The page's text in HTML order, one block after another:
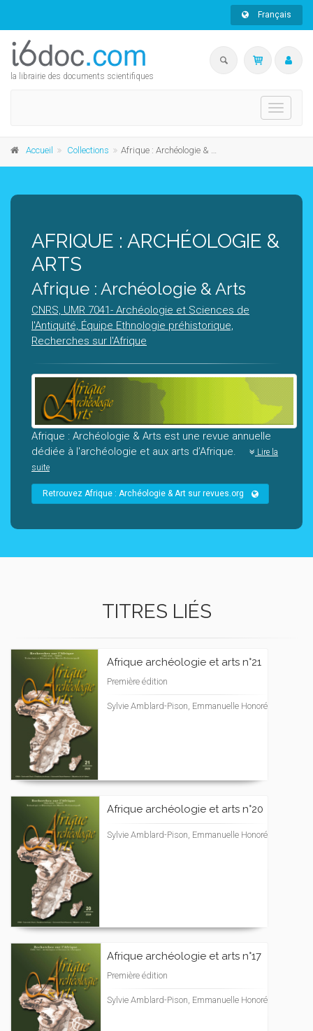
Français
la librairie des documents scientifiques
Toggle
Accueil Collections Afrique : Archéologie & Arts
AFRIQUE : ARCHÉOLOGIE &
ARTS
Afrique : Archéologie & Arts
CNRS, UMR 7041- Archéologie et Sciences de
l'Antiquité, Équipe Ethnologie préhistorique,
Recherches sur l'Afrique
Afrique : Archéologie & Arts est une revue annuelle
dédiée à l'archéologie et aux arts d’Afrique.
Lire la
suite
Retrouvez Afrique : Archéologie & Art sur revues.org
TITRES LIÉS
Afrique archéologie et arts n°21
Première édition
Sylvie Amblard-Pison, Emmanuelle Honoré
Afrique archéologie et arts n°20
Sylvie Amblard-Pison, Emmanuelle Honoré
Afrique archéologie et arts n°17
Première édition
Sylvie Amblard-Pison, Emmanuelle Honoré